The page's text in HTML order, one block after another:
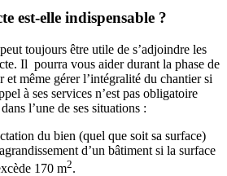
est-elle indispensable ?
toujours être utile de s’adjoindre les
Il pourra vous aider durant la phase de
même gérer l’intégralité du chantier si
à ses services n’est pas obligatoire
l’une de ses situations :
du bien (quel que soit sa surface)
d’un bâtiment si la surface
170 m2.